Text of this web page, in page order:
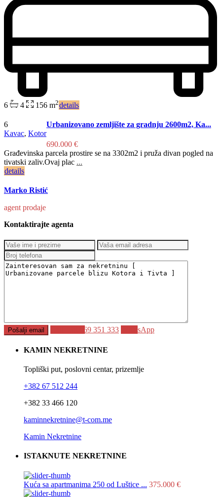
6 4 156 m2details
6
Kavac, Kotor
Urbanizovano zemljište za gradnju 2600m2, Ka...
690.000 €
Građevinska parcela prostire se na 3302m2 i pruža divan pogled na
tivatski zaliv.Ovaj plac ...
details
Marko Ristić
agent prodaje
Kontaktirajte agenta
+382 69 351 333 WhatsApp
KAMIN NEKRETNINE
Topliški put, poslovni centar, prizemlje
+382 67 512 244
+382 33 466 120
kaminnekretnine@t-com.me
Kamin Nekretnine
ISTAKNUTE NEKRETNINE
Kuća sa apartmanima 250 od Luštice ... 375.000 €